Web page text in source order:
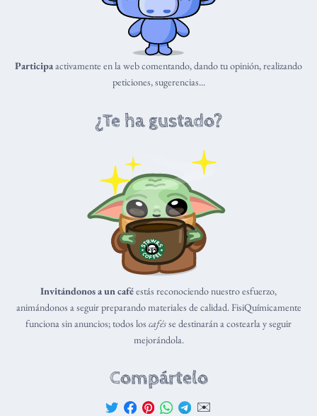
Participaactivamente en la web comentando, dando tu opinión, realizando
peticiones, sugerencias...
¿Te ha gustado?
Invitándonos a un caféestás reconociendo nuestro esfuerzo,
animándonos a seguir preparando materiales de calidad. FisiQuímicamente
funciona sin anuncios; todos los cafésse destinarán a costearla y seguir
mejorándola.
Compártelo
✉️